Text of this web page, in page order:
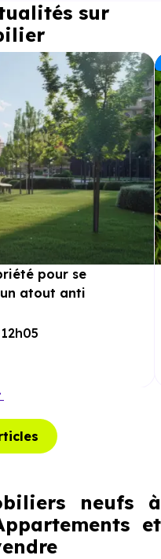
sur
pour se
atout anti
neufs à
et